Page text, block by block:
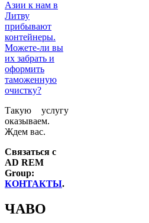
Такую услугу
оказываем.
Ждем вас.
Связаться с
AD REM
Group:
КОНТАКТЫ.
ЧАВО